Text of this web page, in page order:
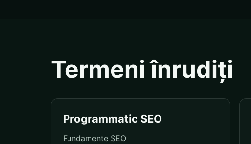
Termeni înrudiți
Programmatic SEO
Fundamente SEO